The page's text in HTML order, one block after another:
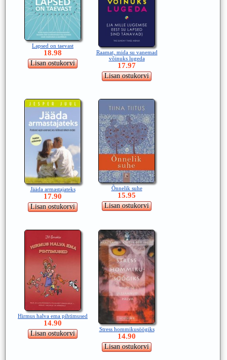
Lapsed on taevast
18.98
Raamat, mida su vanemad
võinuks lugeda
17.97
Jääda armastajateks
17.90
Õnnelik suhe
15.95
Hirmus halva ema pihtimused
14.90
Stress hommikusöögiks
14.90